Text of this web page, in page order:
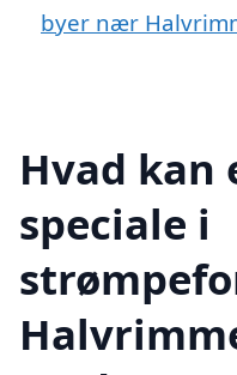
byer nær
Hvad kan
speciale i